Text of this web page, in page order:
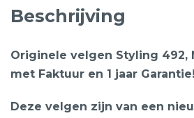
Snowtrac-
Winterbanden
aantal
Beschrijving
Originele velgen Styling 492,
met Faktuur en 1 jaar Garantie!
Deze velgen zijn van een